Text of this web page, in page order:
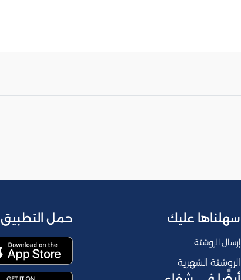
سهلناها عليك
إرسال الروشتة
الروشتة الشهرية
حمل التطبيق